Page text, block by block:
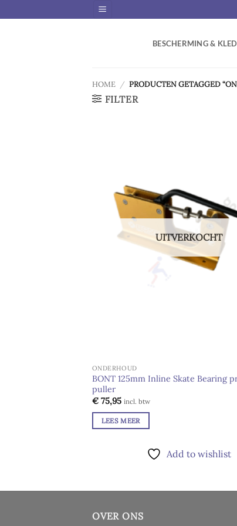
to
BESCHERMING &
HOME / PRODUCTEN GETAGGED
FILTER
UITVERKOCHT
ONDERHOUD
BONT 125mm Inline Skate Bearing
puller
€75,95 incl. btw
LEES MEER
Add to wishlist
OVER ONS